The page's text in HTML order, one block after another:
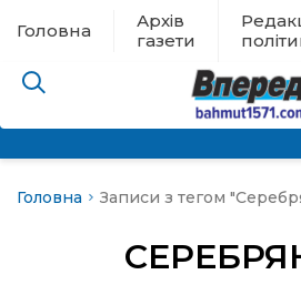
Головна
Архів
газети
евакуації
Головна Записи з тегом